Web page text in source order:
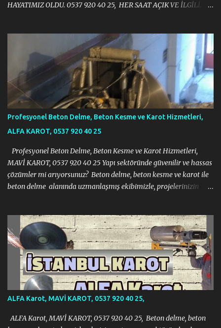
HAYATIMIZ OLDU. 0537 920 40 25, HER SAAT AÇIK VE İLGİLİ.
Profesyonel Beton Delme, Beton Kesme ve Karot Hizmetleri,
ALFA KAROT, 0537 920 40 25
Profesyonel Beton Delme, Beton Kesme ve Karot Hizmetleri,
MAVİ KAROT, 0537 920 40 25 Yapı sektöründe güvenilir ve hassas
çözümler mi arıyorsunuz? Beton delme, beton kesme ve karot ile
beton delme alanında uzmanlaşmış ekibimizle, projelerinizin
veya yıkım projelerinizde ihtiyacınız olan her türlü beton kesme
ve delme işi için yanınızdayız. Profesyonel Beton Delme, Beton
Kesme ve Karot Hizmetleri, MAVİ KAROT, 0537 920 40 25 Neden
Bizi Tercih Etmelisiniz? · Uzman Ekip: Alanında eğitimli ve
deneyimli profesyonel kadromuzla projelerinizi en iyi şekilde
yönetiyoruz. · Modern Teknoloji: En yeni ve en verimli beton
delme, kesme ve karot makinelerini kullanarak iş güvenliğini ve
hassasiyeti ön planda tutuyoruz. · ...
ALFA Karot, MAVİ KAROT, 0537 920 40 25,
ALFA Karot, MAVİ KAROT, 0537 920 40 25, Beton delme, beton